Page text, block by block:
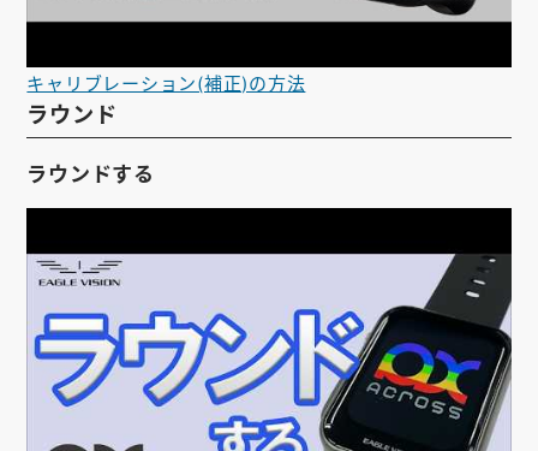
キャリブレーション(補正)の方法
ラウンド
ラウンドする